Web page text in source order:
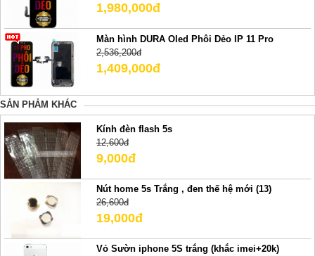
1,980,000đ
Màn hình DURA Oled Phôi Dẻo IP 11 Pro
2,536,200đ
1,409,000đ
SẢN PHẢM KHÁC
Kính đèn flash 5s
12,600đ
9,000đ
Nút home 5s Trắng , đen thế hệ mới (13)
26,600đ
19,000đ
Vỏ Sườn iphone 5S trắng (khắc imei+20k)